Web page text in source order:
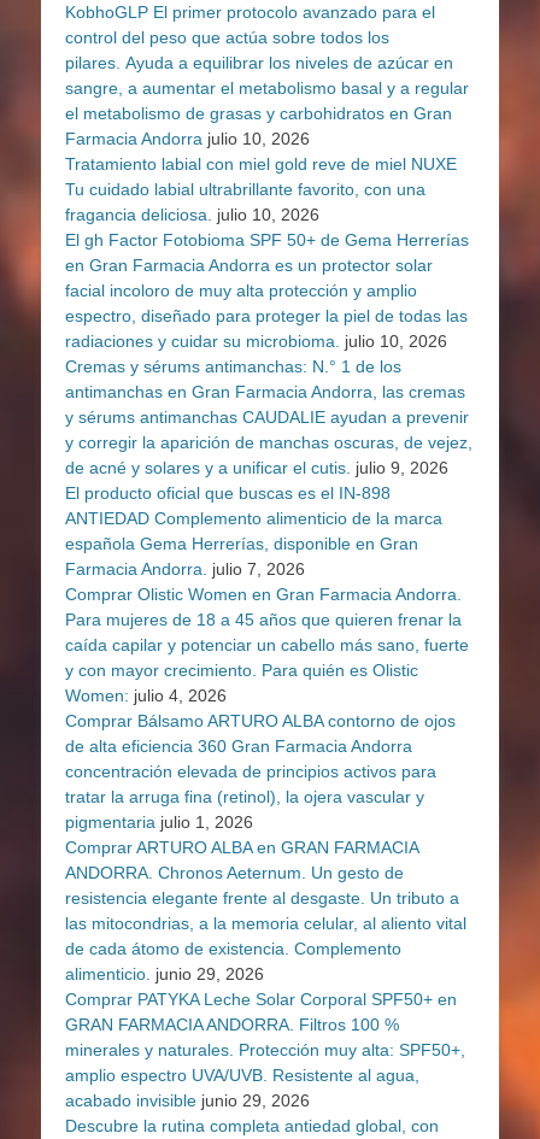
KobhoGLP El primer protocolo avanzado para el
control del peso que actúa sobre todos los
pilares. Ayuda a equilibrar los niveles de azúcar en
sangre, a aumentar el metabolismo basal y a regular
el metabolismo de grasas y carbohidratos en Gran
Farmacia Andorra julio 10, 2026
Tratamiento labial con miel gold reve de miel NUXE
Tu cuidado labial ultrabrillante favorito, con una
fragancia deliciosa.
julio 10, 2026
El gh Factor Fotobioma SPF 50+ de Gema Herrerías
en Gran Farmacia Andorra es un protector solar
facial incoloro de muy alta protección y amplio
espectro, diseñado para proteger la piel de todas las
radiaciones y cuidar su microbioma.
julio 10, 2026
Cremas y sérums antimanchas: N.° 1 de los
antimanchas en Gran Farmacia Andorra, las cremas
y sérums antimanchas CAUDALIE ayudan a prevenir
y corregir la aparición de manchas oscuras, de vejez,
de acné y solares y a unificar el cutis. julio 9, 2026
El producto oficial que buscas es el IN-898
ANTIEDAD Complemento alimenticio de la marca
española Gema Herrerías, disponible en Gran
Farmacia Andorra.
julio 7, 2026
Comprar Olistic Women en Gran Farmacia Andorra.
Para mujeres de 18 a 45 años que quieren frenar la
caída capilar y potenciar un cabello más sano, fuerte
y con mayor crecimiento. Para quién es Olistic
Women: julio 4, 2026
Comprar Bálsamo ARTURO ALBA contorno de ojos
de alta eficiencia 360 Gran Farmacia Andorra
concentración elevada de principios activos para
tratar la arruga fina (retinol), la ojera vascular y
pigmentaria julio 1, 2026
Comprar ARTURO ALBA en GRAN FARMACIA
ANDORRA. Chronos Aeternum. Un gesto de
resistencia elegante frente al desgaste. Un tributo a
las mitocondrias, a la memoria celular, al aliento vital
de cada átomo de existencia. Complemento
alimenticio. junio 29, 2026
Comprar PATYKA Leche Solar Corporal SPF50+ en
GRAN FARMACIA ANDORRA. Filtros 100 %
minerales y naturales. Protección muy alta: SPF50+,
amplio espectro UVA/UVB. Resistente al agua,
acabado invisible junio 29, 2026
Descubre la rutina completa antiedad global, con